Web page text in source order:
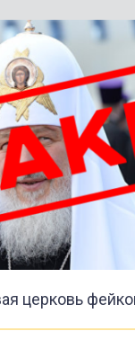
церковь